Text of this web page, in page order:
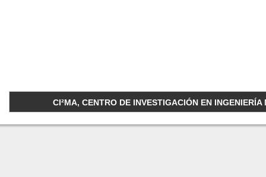
CI²MA, CENTRO DE INVESTIGACIÓN EN